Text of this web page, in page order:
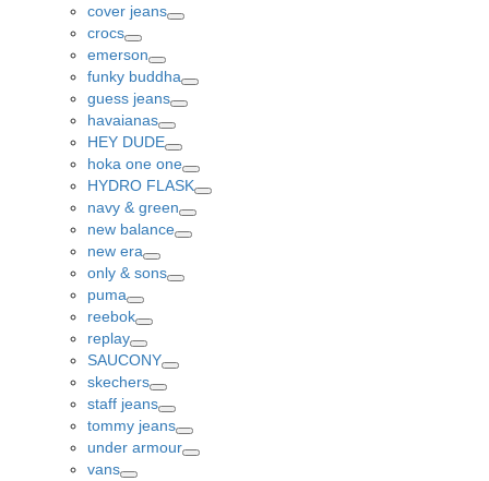
cover jeans
crocs
Toggle
emerson
Toggle
funky buddha
guess jeans
havaianas
HEY DUDE
Toggle
hoka one one
Toggle
HYDRO FLASK
navy & green
new balance
new era
Toggle
only & sons
puma
Toggle
reebok
replay
Toggle
SAUCONY
skechers
staff jeans
Toggle
tommy jeans
under armour
vans